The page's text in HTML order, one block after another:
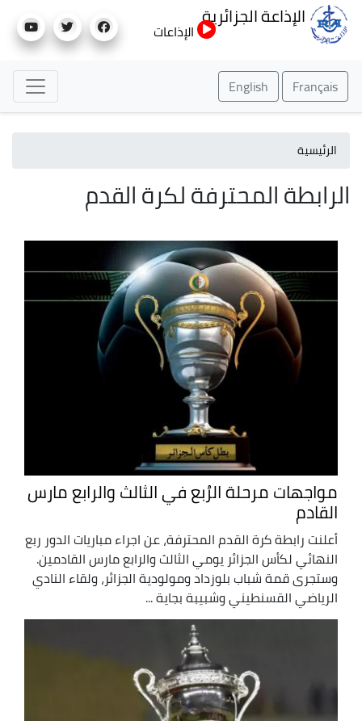
إلى
الإذاعة الجزائرية
الإذاعات
Français
English
الرئيسية
الرابطة المحترفة لكرة القدم
مواجهات مرحلة الرُبع في الثالث والرابع مارس
القادم
أعلنت رابطة كرة القدم المحترفة، عن اجراء مباريات الدور ربع
النهائي لكأس الجزائر يومي الثالث والرابع مارس القادمين.
وستجرى قمة شباب بلوزداد ومولودية الجزائر، ولقاء النادي
الرياضي القسنطيني وشبيبة بجاية ...